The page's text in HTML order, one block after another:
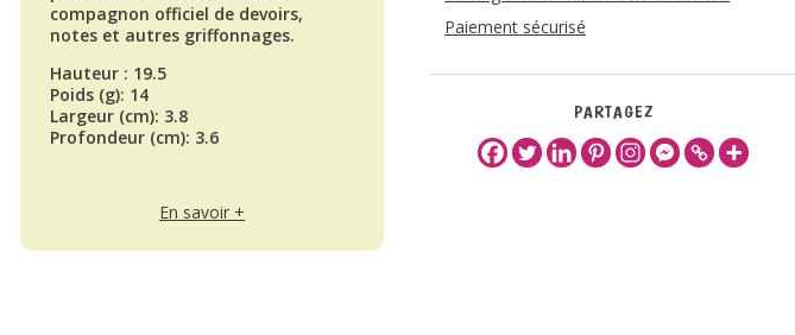
compagnon officiel de devoirs,
notes et autres griffonnages.
Hauteur : 19.5
Poids (g): 14
Largeur (cm): 3.8
Profondeur (cm): 3.6
En savoir +
Paiement sécurisé
PARTAGEZ